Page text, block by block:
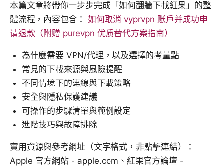
本篇文章將帶你一步步完成「如何翻牆下載紅果」的整
體流程，內容包含： 如何取消 vyprvpn 账户并成功申
请退款（附赠 purevpn 优质替代方案指南）
為什麼需要 VPN/代理，以及選擇的考量點
常見的下載來源與風險提醒
不同情境下的連線與下載策略
安全與隱私保護建議
可操作的步驟清單與範例設定
進階技巧與故障排除
實用資源與參考網址（文字格式，非點擊連結）：
Apple 官方網站 - apple.com、紅果官方論壇 -